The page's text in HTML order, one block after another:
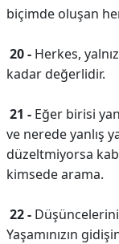
biçimde oluşan
20 - Herkes,
kadar değerlidir.
21 - Eğer birisi
ve nerede yanlış
düzeltmiyorsa
kimsede arama.
22 -
Yaşamınızın